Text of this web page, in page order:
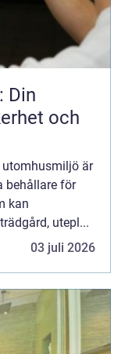
Din
och
utomhusmiljö är
behållare för
kan
utepl...
03 juli 2026